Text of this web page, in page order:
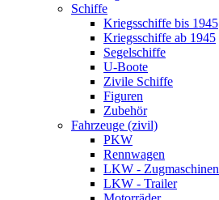
Schiffe
Kriegsschiffe bis 1945
Kriegsschiffe ab 1945
Segelschiffe
U-Boote
Zivile Schiffe
Figuren
Zubehör
Fahrzeuge (zivil)
PKW
Rennwagen
LKW - Zugmaschinen
LKW - Trailer